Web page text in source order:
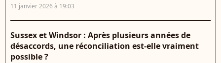
11 janvier 2026 à 19:03
Sussex et Windsor : Après plusieurs années de
désaccords, une réconciliation est-elle vraiment
possible ?